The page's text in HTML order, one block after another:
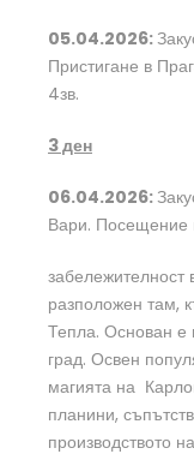
05.04.2026:
Пристигане в
4зв.
3 ден
06.04.2026:
Вари. Посещение
забележителност
разположен там,
Тепла. Основан е
град. Освен
магията на
планини,
производството